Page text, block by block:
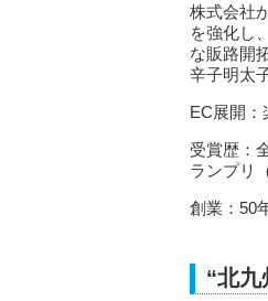
株式会社
を強化し
な販路開
辛子明太
EC展開：
受賞歴：
ランプリ
創業：50
“北